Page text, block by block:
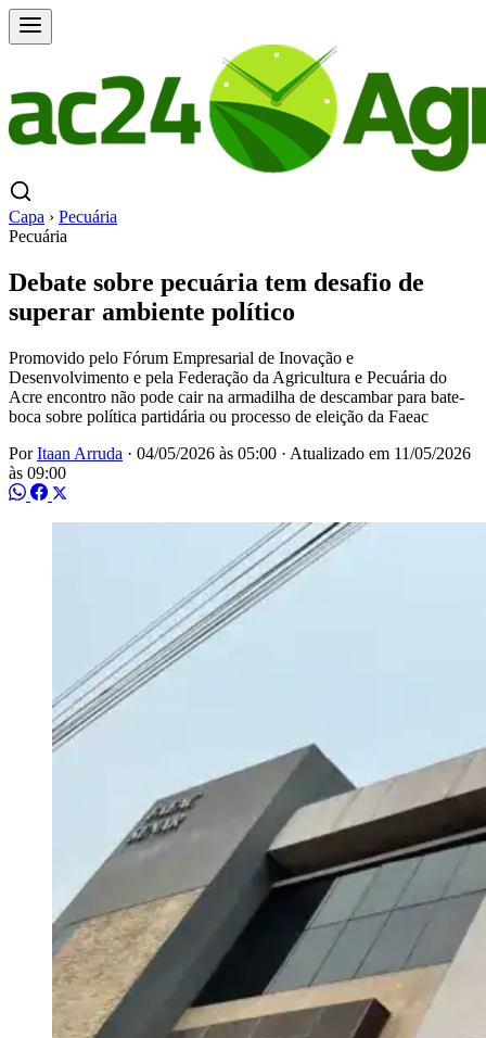
Capa › Pecuária
Pecuária
Debate sobre pecuária tem desafio de
superar ambiente político
Promovido pelo Fórum Empresarial de Inovação e
Desenvolvimento e pela Federação da Agricultura e Pecuária do
Acre encontro não pode cair na armadilha de descambar para bate-
boca sobre política partidária ou processo de eleição da Faeac
PorItaan Arruda · 04/05/2026 às 05:00 · Atualizado em 11/05/2026
às 09:00